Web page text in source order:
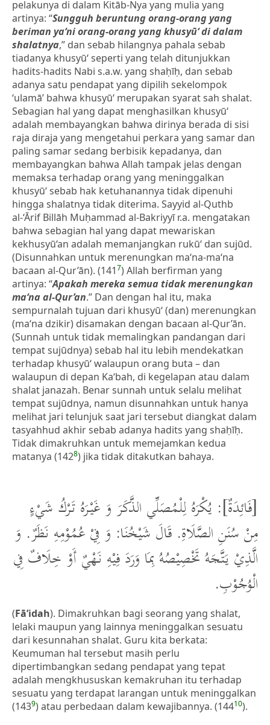
pelakunya di dalam Kitāb-Nya yang mulia yang
artinya: “Sungguh beruntung orang-orang yang
beriman ya‘ni orang-orang yang khusyū‘ di dalam
shalatnya,” dan sebab hilangnya pahala sebab
tiadanya khusyū‘ seperti yang telah ditunjukkan
hadits-hadits Nabi s.a.w. yang shaḥīḥ, dan sebab
adanya satu pendapat yang dipilih sekelompok
‘ulamā’ bahwa khusyū‘ merupakan syarat sah shalat.
Sebagian hal yang dapat menghasilkan khusyū‘
adalah membayangkan bahwa dirinya berada di sisi
raja diraja yang mengetahui perkara yang samar dan
paling samar sedang berbisik kepadanya, dan
membayangkan bahwa Allah tampak jelas dengan
memaksa terhadap orang yang meninggalkan
khusyū‘ sebab hak ketuhanannya tidak dipenuhi
hingga shalatnya tidak diterima. Sayyid al-Quthb
al-‘Ārif Billāh Muḥammad al-Bakriyyī r.a. mengatakan
bahwa sebagian hal yang dapat mewariskan
kekhusyū‘an adalah memanjangkan rukū‘ dan sujūd.
(Disunnahkan untuk merenungkan ma‘na-ma‘na
bacaan al-Qur’ān). (1417) Allah berfirman yang
artinya: “Apakah mereka semua tidak merenungkan
ma‘na al-Qur’an.” Dan dengan hal itu, maka
sempurnalah tujuan dari khusyū‘ (dan) merenungkan
(ma‘na dzikir) disamakan dengan bacaan al-Qur’ān.
(Sunnah untuk tidak memalingkan pandangan dari
tempat sujūdnya) sebab hal itu lebih mendekatkan
terhadap khusyū‘ walaupun orang buta – dan
walaupun di depan Ka‘bah, di kegelapan atau dalam
shalat janazah. Benar sunnah untuk selalu melihat
tempat sujūdnya, namun disunnahkan untuk hanya
melihat jari telunjuk saat jari tersebut diangkat dalam
tasyahhud akhir sebab adanya hadits yang shaḥīḥ.
Tidak dimakruhkan untuk memejamkan kedua
matanya (1428) jika tidak ditakutkan bahaya.
[فَائِدَةٌ]: يُكْرَهُ لِلْمُصَلِّي الذَّكَرَ وَ غَيْرَهُ تَرْكُ شَيْءٍ
مِنْ سُنَنِ الصَّلَاةِ. قَالَ شَيْخُنَا: وَ فِيْ عُمُوْمِهِ نَظَرٌ. وَ
الَّذِيْ يَتَّجَهُ تَخْصِيْصُهُ بِمَا وَرَدَ فِيْهِ نَهْيٌ أَوْ خِلَافٌ فِي
الْوُجُوْبِ.
(Fā’idah). Dimakruhkan bagi seorang yang shalat,
lelaki maupun yang lainnya meninggalkan sesuatu
dari kesunnahan shalat. Guru kita berkata:
Keumuman hal tersebut masih perlu
dipertimbangkan sedang pendapat yang tepat
adalah mengkhususkan kemakruhan itu terhadap
sesuatu yang terdapat larangan untuk meninggalkan
(1439) atau perbedaan dalam kewajibannya. (14410).